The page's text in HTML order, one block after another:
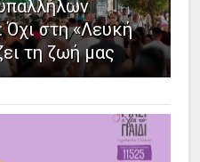
στη «Λευκή
τη ζωή μας